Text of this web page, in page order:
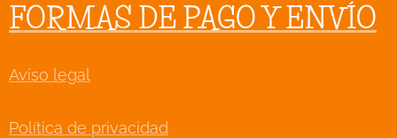
FORMAS DE PAGO Y ENVÍO
Aviso legal
Política de privacidad